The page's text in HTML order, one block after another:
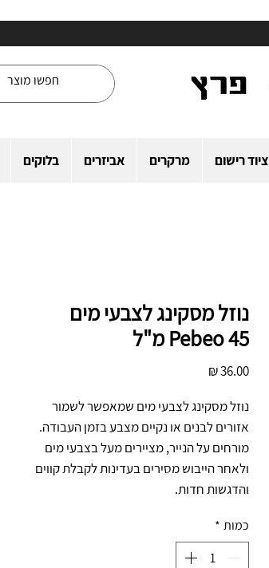
ציוד רישום מרקרים אביזרים בלוקים
נוזל מסקינג לצבעי מים
Pebeo 45 מ"ל
והדגשות חדות.
כמות *